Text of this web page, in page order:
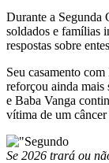
Durante a Segunda
soldados e famílias
respostas sobre
Seu casamento
reforçou ainda mais
e Baba Vanga
vítima de um câncer
Se 2026 trará ou